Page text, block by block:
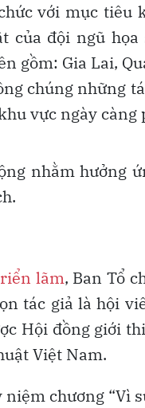
với mục tiêu
của đội ngũ
gồm: Gia Lai,
chúng những
vực ngày càng
nhằm hưởng
lãm, Ban Tổ
tác giả là hội
Hội đồng giới
Việt Nam.
niệm chương “Vì